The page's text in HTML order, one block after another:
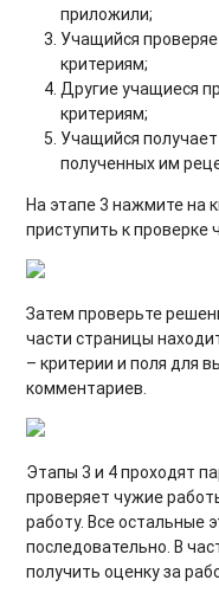
приложили;
Учащийся
критериям;
Другие учащиеся
критериям;
Учащийся
полученных им
На этапе 3 нажмите на
приступить к проверке
Затем проверьте
части страницы
– критерии и поля для
комментариев.
Этапы 3 и 4 проходят
проверяет чужие
работу. Все остальные
последовательно. В
получить оценку за